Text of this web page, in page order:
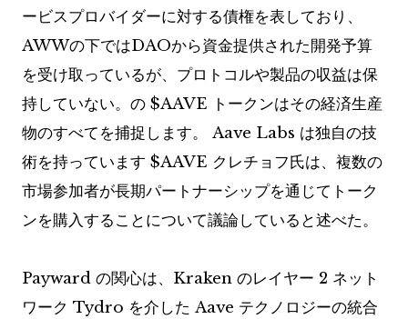
ービスプロバイダーに対する債権を表しており、
AWWの下ではDAOから資金提供された開発予算
を受け取っているが、プロトコルや製品の収益は保
持していない。の $AAVE トークンはその経済生産
物のすべてを捕捉します。 Aave Labs は独自の技
術を持っています $AAVE クレチョフ氏は、複数の
市場参加者が長期パートナーシップを通じてトーク
ンを購入することについて議論していると述べた。
Payward の関心は、Kraken のレイヤー 2 ネット
ワーク Tydro を介した Aave テクノロジーの統合